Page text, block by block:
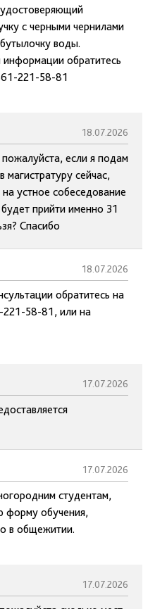
с черными чернилами
воды.
обратитесь
221-58-81
18.07.2026
если я подам
магистратуру сейчас,
устное собеседование
прийти именно 31
Спасибо
18.07.2026
обратитесь на
58-81, или на
17.07.2026
17.07.2026
студентам,
форму обучения,
в общежитии.
17.07.2026